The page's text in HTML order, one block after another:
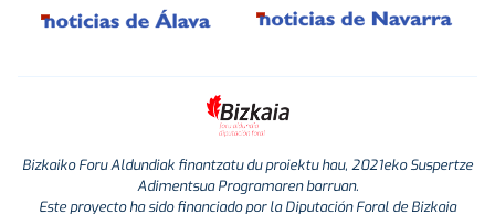
Bizkaiko Foru Aldundiak finantzatu du proiektu hau, 2021eko Suspertze
Adimentsua Programaren barruan.
Este proyecto ha sido financiado por la Diputación Foral de Bizkaia